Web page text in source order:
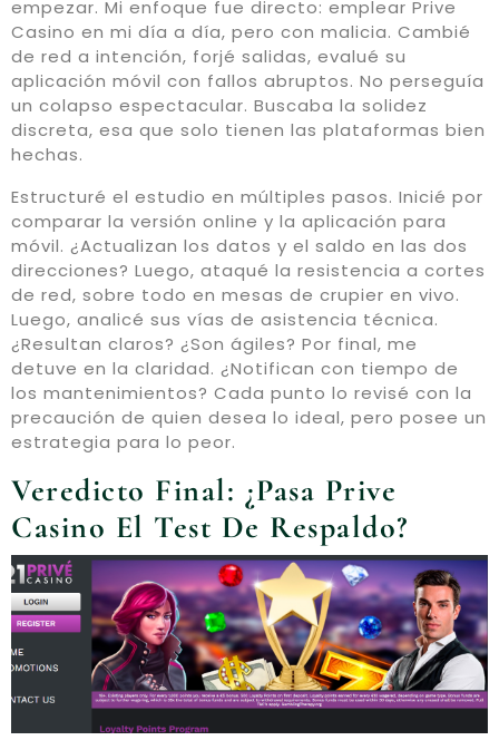
empezar. Mi enfoque fue directo: emplear Prive
Casino en mi día a día, pero con malicia. Cambié
de red a intención, forjé salidas, evalué su
aplicación móvil con fallos abruptos. No perseguía
un colapso espectacular. Buscaba la solidez
discreta, esa que solo tienen las plataformas bien
hechas.
Estructuré el estudio en múltiples pasos. Inicié por
comparar la versión online y la aplicación para
móvil. ¿Actualizan los datos y el saldo en las dos
direcciones? Luego, ataqué la resistencia a cortes
de red, sobre todo en mesas de crupier en vivo.
Luego, analicé sus vías de asistencia técnica.
¿Resultan claros? ¿Son ágiles? Por final, me
detuve en la claridad. ¿Notifican con tiempo de
los mantenimientos? Cada punto lo revisé con la
precaución de quien desea lo ideal, pero posee un
estrategia para lo peor.
Veredicto Final: ¿Pasa Prive
Casino El Test De Respaldo?